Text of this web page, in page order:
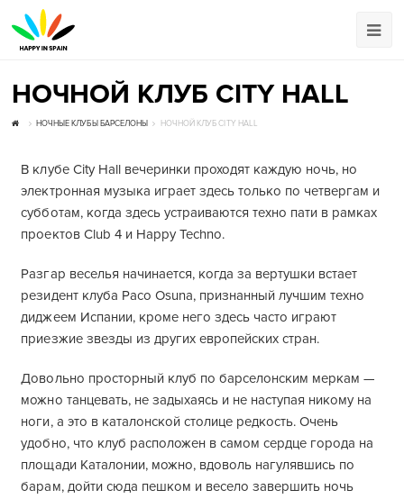
НОЧНОЙ КЛУБ CITY HALL
НОЧНЫЕ КЛУБЫ БАРСЕЛОНЫ НОЧНОЙ КЛУБ CITY HALL
В клубе City Hall вечеринки проходят каждую ночь, но
электронная музыка играет здесь только по четвергам и
субботам, когда здесь устраиваются техно пати в рамках
проектов Club 4 и Happy Techno.
Разгар веселья начинается, когда за вертушки встает
резидент клуба Paco Osuna, признанный лучшим техно
диджеем Испании, кроме него здесь часто играют
приезжие звезды из других европейских стран.
Довольно просторный клуб по барселонским меркам —
можно танцевать, не задыхаясь и не наступая никому на
ноги, а это в каталонской столице редкость. Очень
удобно, что клуб расположен в самом сердце города на
площади Каталонии, можно, вдоволь нагулявшись по
барам, дойти сюда пешком и весело завершить ночь